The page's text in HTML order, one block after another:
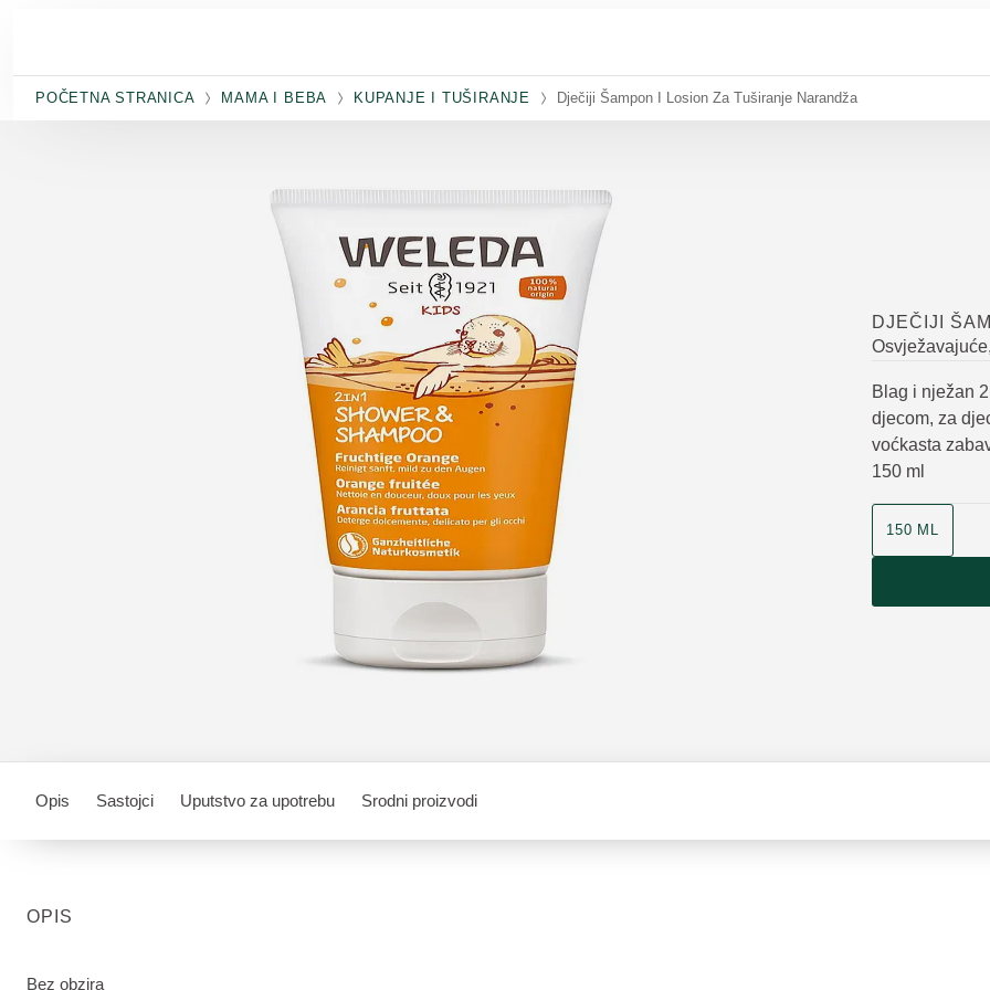
POČETNA STRANICA MAMA I BEBA KUPANJE I TUŠIRANJE Dječiji Šampon I Losion Za Tuširanje Narandža
DJEČIJI
Blag i nježan
djecom, za
voćkasta
150 ml
150 ML
Opis Sastojci Uputstvo za upotrebu Srodni proizvodi
OPIS
Bez obzira